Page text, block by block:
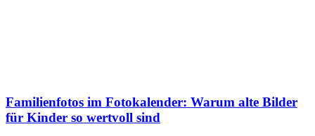
Familienfotos im Fotokalender: Warum alte Bilder
für Kinder so wertvoll sind